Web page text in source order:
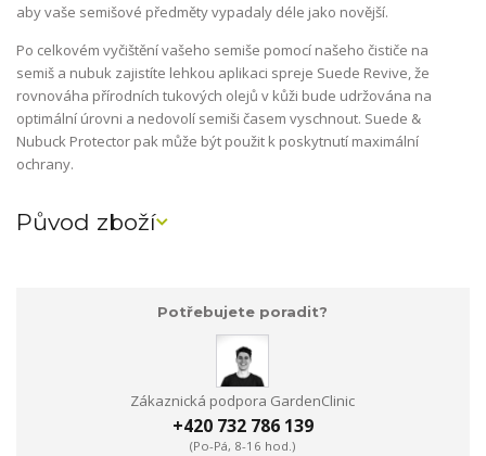
aby vaše semišové předměty vypadaly déle jako novější.
Po celkovém vyčištění vašeho semiše pomocí našeho čističe na
semiš a nubuk zajistíte lehkou aplikaci spreje Suede Revive, že
rovnováha přírodních tukových olejů v kůži bude udržována na
optimální úrovni a nedovolí semiši časem vyschnout. Suede &
Nubuck Protector pak může být použit k poskytnutí maximální
ochrany.
Původ zboží
Potřebujete poradit?
Zákaznická podpora GardenClinic
+420 732 786 139
(Po-Pá, 8-16 hod.)